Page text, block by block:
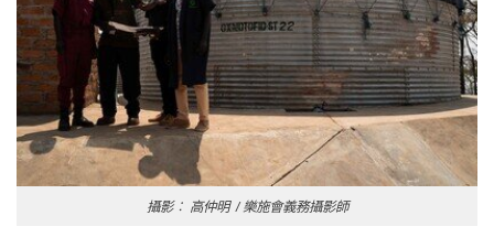
攝影︰ 高仲明 / 樂施會義務攝影師